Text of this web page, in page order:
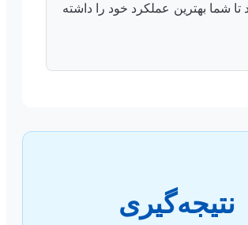
شما بهترین عملکرد خود را داشته
نتیجه‌گیری